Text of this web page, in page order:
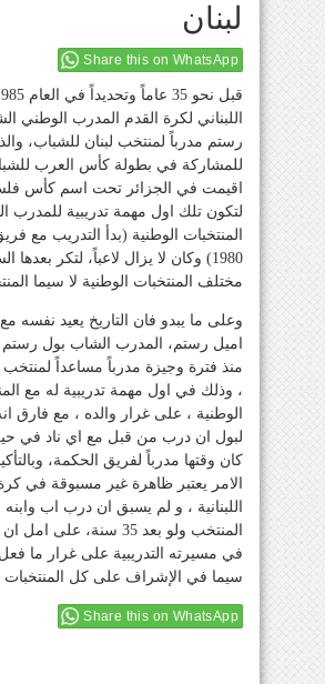
لبنان
Share this on WhatsApp
اللبناني لكرة القدم المدرب الوطني
رستم مدرباً لمنتخب لبنان للشباب،
للمشاركة في بطولة كأس العرب
اقيمت في الجزائر تحت اسم كأس
لتكون تلك اول مهمة تدريبية للمدرب
المنتخبات الوطنية (بدأ التدريب مع
1980) وكان لا يزال لاعباً، لتكر بعدها
مختلف المنتخبات الوطنية لا سيما
وعلى ما يبدو فان التاريخ يعيد نفسه
اميل رستم، المدرب الشاب بول رستم
منذ فترة وجيزة مدرباً مساعداً لمنتخب
، وذلك في اول مهمة تدريبية له مع
الوطنية ، على غرار والده ، مع فارق
لبول ان درب من قبل مع اي ناد في
كان وقتها مدرباً لفريق الحكمة،
الامر يعتبر ظاهرة غير مسبوقة في
اللبنانية ، و لم يسبق ان درب اب
المنتخب ولو بعد 35 سنة، على
في مسيرته التدريبية على غرار ما فعل
سيما في الإشراف على كل المنتخبات
Share this on WhatsApp